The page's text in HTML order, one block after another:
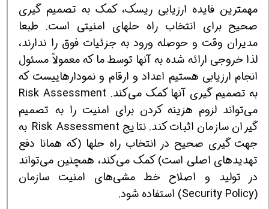
مهمترین فایده ارزیابی ریسک، کمک به تصمیم گیری
صحیح برای انتخاب راه حلهای امنیتی است. طبعا
مدیران وقت و حوصله ورود به جزئیات فوق را ندارند،
لذا خروجی ارائه شده به آنها توسط ما که معمولاً مسئول
انجام ارزیابی هستیم اعداد و ارقام و نمودارهاییست که
به تصمیم گیری آنها کمک می‌کند. Risk Assessment
می‌تواند لزوم هزینه کردن برای امنیت را به تصمیم
گیران سازمان اثبات ‌کند. نتایج Risk Assessment به
جهت گیری صحیح در انتخاب راه حلها (که همانا دفع
تهدیدهای اصلی است) کمک می‌کند، همچنین می‌تواند
در تولید و اصلاح خط مشی‌های امنیت سازمان
(Security Policy) استفاده شود.